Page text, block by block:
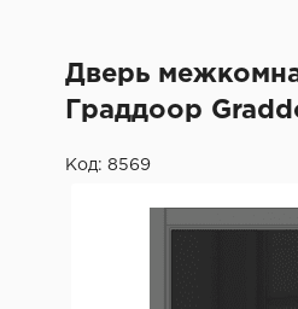
Дверь
Граддоор
Код: 8569